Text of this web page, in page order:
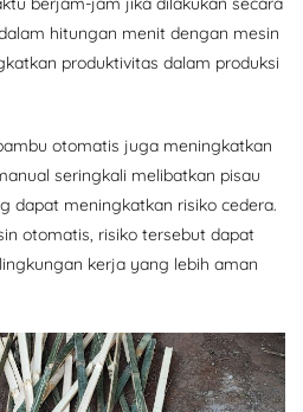
hitungan menit dengan mesin
produktivitas dalam produksi
otomatis juga meningkatkan
seringkali melibatkan pisau
dapat meningkatkan risiko cedera.
otomatis, risiko tersebut dapat
kerja yang lebih aman